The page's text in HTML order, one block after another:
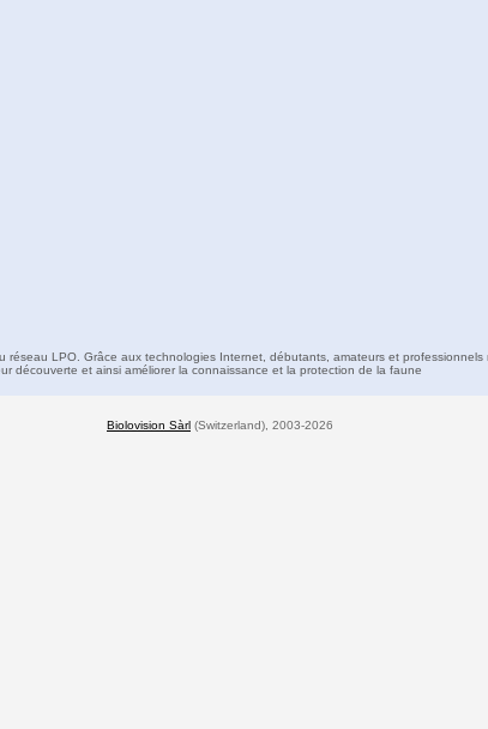
réseau LPO. Grâce aux technologies Internet, débutants, amateurs et professionnels
découverte et ainsi améliorer la connaissance et la protection de la faune
Biolovision Sàrl (Switzerland), 2003-2026